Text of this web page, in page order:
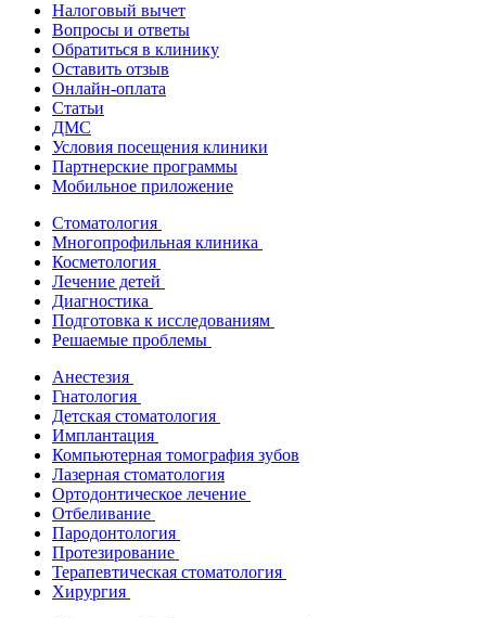
Налоговый вычет
Вопросы и ответы
Обратиться в клинику
Оставить отзыв
Онлайн-оплата
Статьи
ДМС
Условия посещения клиники
Партнерские программы
Мобильное приложение
Стоматология
Многопрофильная клиника
Косметология
Лечение детей
Диагностика
Подготовка к исследованиям
Решаемые проблемы
Анестезия
Гнатология
Детская стоматология
Имплантация
Компьютерная томография зубов
Лазерная стоматология
Ортодонтическое лечение
Отбеливание
Пародонтология
Протезирование
Терапевтическая стоматология
Хирургия